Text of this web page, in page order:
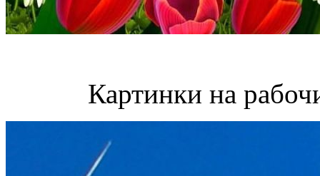
Картинки на